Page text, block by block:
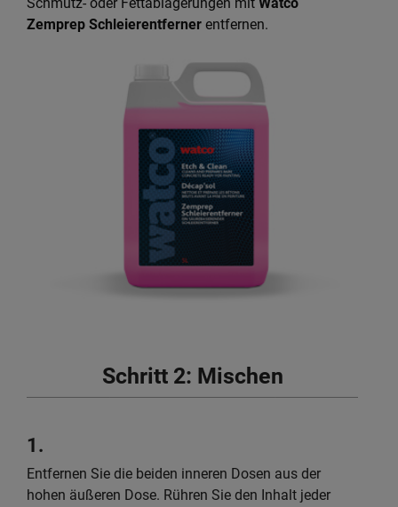
Zemprep Schleierentferner entfernen.
Schritt 2: Mischen
1.
Entfernen Sie die beiden inneren Dosen aus der
hohen äußeren Dose. Rühren Sie den Inhalt jeder